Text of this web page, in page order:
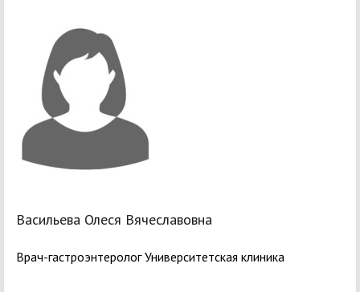
Васильева Олеся Вячеславовна
Врач-гастроэнтеролог Университетская клиника